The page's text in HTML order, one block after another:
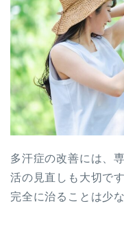
多汗症の改善には、
活の見直しも大切で
完全に治ることは少